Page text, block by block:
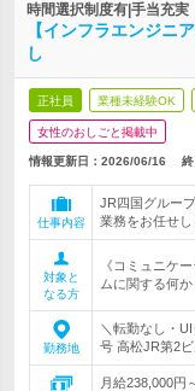
時間選択制度有|手当充実
【インフラエンジ
し
正社員 業種未経験OK
女性のおしごと掲載中
情報更新日：2026/06/16 終
仕事内容
JR四国グルー
業務をお任せし
対象と
なる方
《コミュニケ
ムに関する何
勤務地
＼転勤なし・
号 高松JR第2
月給238,000